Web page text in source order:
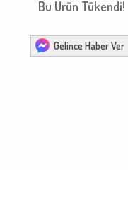
Bu Ürün Tükendi!
Gelince Haber Ver